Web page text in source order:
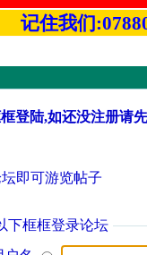
记住我们
登陆,如还没注册请
即可游览帖子
下框框登录论坛